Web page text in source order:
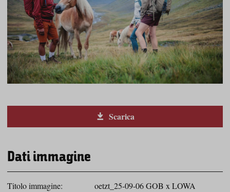
Scarica
Dati immagine
Titolo immagine:
oetzt_25-09-06 GOB x LOWA